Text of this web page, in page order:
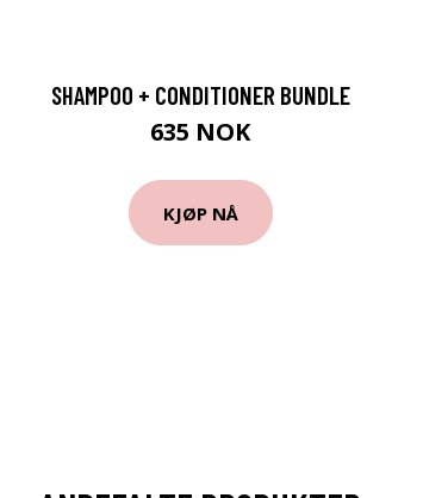
SHAMPOO + CONDITIONER BUNDLE
635 NOK
KJØP NÅ